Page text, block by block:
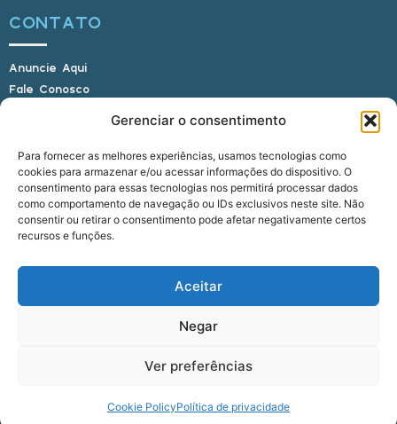
Gerenciar o consentimento
Para fornecer as melhores experiências, usamos tecnologias como
cookies para armazenar e/ou acessar informações do dispositivo. O
consentimento para essas tecnologias nos permitirá processar dados
como comportamento de navegação ou IDs exclusivos neste site. Não
consentir ou retirar o consentimento pode afetar negativamente certos
recursos e funções.
Aceitar
Negar
Ver preferências
Cookie PolicyPolítica de privacidade
CONTATO
Anuncie Aqui
Fale Conosco
E-mail: alagoasbrasilnoticias@gmail.com
Telefone: (82) 9 9691-0391 (Whatsapp)
Responsável Técnico: Crysthyan Carlos
Rua do Sau - Centro - Anadia - AL - CEP:
© 2022 - 2026 Alagoas Brasil Notícias. Todos os
direitos reservados.
fiveagência